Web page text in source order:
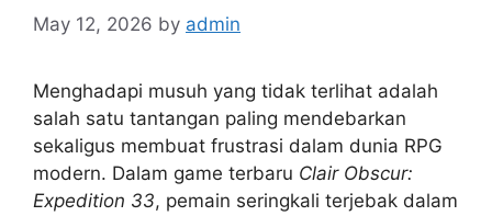
May 12, 2026 by admin
Menghadapi musuh yang tidak terlihat adalah
salah satu tantangan paling mendebarkan
sekaligus membuat frustrasi dalam dunia RPG
modern. Dalam game terbaru Clair Obscur:
Expedition 33, pemain seringkali terjebak dalam